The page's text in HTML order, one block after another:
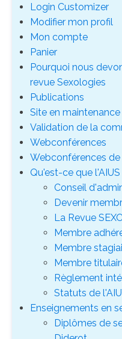
Login Customizer
Modifier mon profil
Mon compte
Panier
Pourquoi nous
revue Sexologies
Publications
Site en maintenance
Validation de la
Webconférences
Webconférences de
Qu'est-ce que l'AIUS
Conseil
Devenir
La Revue
Membre
Membre
Membre
Règlement
Statuts de
Enseignements en
Diplômes de